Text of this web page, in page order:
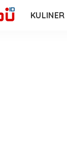
KULINER